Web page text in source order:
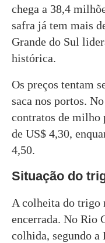
chega a 38,4
safra já tem mais
Grande do Sul
histórica.
Os preços tentam
saca nos portos.
contratos de milho
de US$ 4,30,
4,50.
Situação do
A colheita do trigo
encerrada. No Rio
colhida, segundo a